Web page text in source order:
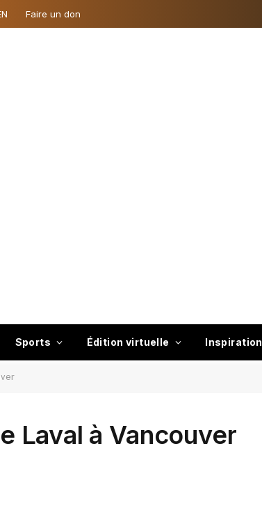
Faire un don
Sports Édition virtuelle Inspiration
Laval à Vancouver